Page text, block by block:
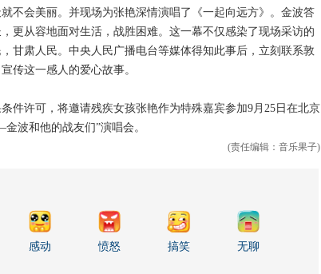
不会美丽。并现场为张艳深情演唱了《一起向远方》。金波答
更从容地面对生活，战胜困难。这一幕不仅感染了现场采访的
甘肃人民。中央人民广播电台等媒体得知此事后，立刻联系敦
传这一感人的爱心故事。
许可，将邀请残疾女孩张艳作为特殊嘉宾参加9月25日在北京
金波和他的战友们”演唱会。
(责任编辑：音乐果子)
感动 愤怒 搞笑 无聊